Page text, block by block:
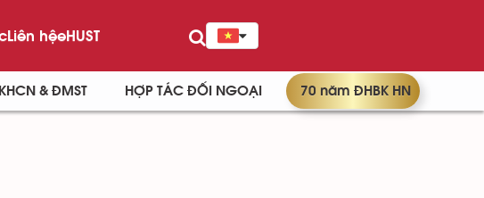
Liên hệeHUST
KHCN & ĐMST HỢP TÁC ĐỐI NGOẠI 70 năm ĐHBK HN